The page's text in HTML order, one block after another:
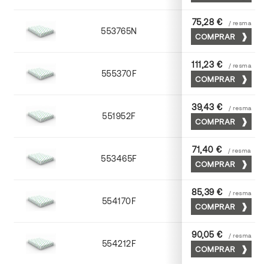
553765N 65 x 90
75,28 € / resma
COMPRAR
555370F 70 x 100
111,23 € / resma
COMPRAR
551952F 52 x 70
39,43 € / resma
COMPRAR
553465F 65 x 90
71,40 € / resma
COMPRAR
554170F 70 x 100
85,39 € / resma
COMPRAR
554212F 72 x 102
90,05 € / resma
COMPRAR